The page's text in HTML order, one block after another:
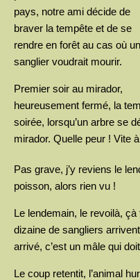
pays, notre ami décide de
braver la tempête et de se
rendre en forêt au cas où un
sanglier voudrait mourir.
Premier soir au mirador,
heureusement fermé, la
soirée, lorsqu’un arbre se
mirador. Quelle peur ! Vite
Pas grave, j’y reviens le
poisson, alors rien vu !
Le lendemain, le revoilà,
dizaine de sangliers
arrivé, c’est un mâle qui
Le coup retentit, l’animal